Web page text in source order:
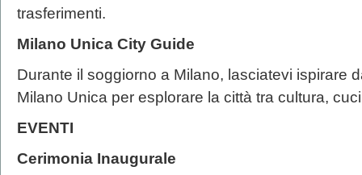
trasferimenti.
Milano Unica City Guide
Durante il soggiorno a Milano, lasciatevi ispirare
Milano Unica per esplorare la città tra cultura,
EVENTI
Cerimonia Inaugurale